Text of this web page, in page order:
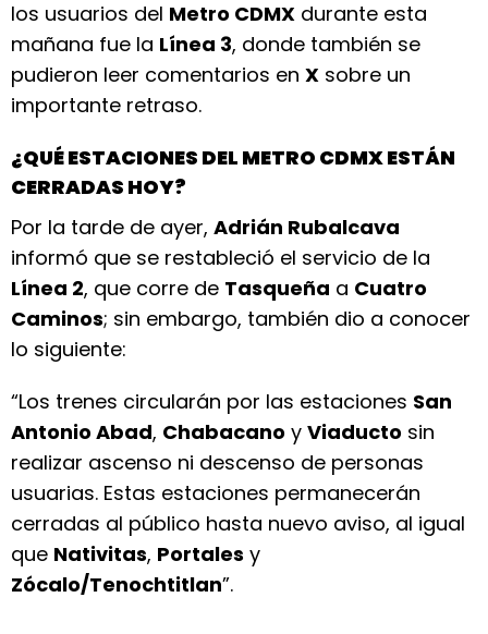
los usuarios del Metro CDMX durante esta
mañana fue la Línea 3, donde también se
pudieron leer comentarios en X sobre un
importante retraso.
¿QUÉ ESTACIONES DEL METRO CDMX ESTÁN
CERRADAS HOY?
Por la tarde de ayer, Adrián Rubalcava
informó que se restableció el servicio de la
Línea 2, que corre de Tasqueña a Cuatro
Caminos; sin embargo, también dio a conocer
lo siguiente:
“Los trenes circularán por las estaciones San
Antonio Abad, Chabacano y Viaducto sin
realizar ascenso ni descenso de personas
usuarias. Estas estaciones permanecerán
cerradas al público hasta nuevo aviso, al igual
que Nativitas, Portales y
Zócalo/Tenochtitlan”.